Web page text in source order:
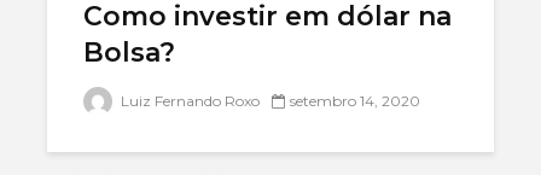
Como investir em dólar na
Bolsa?
Luiz Fernando Roxo setembro 14, 2020